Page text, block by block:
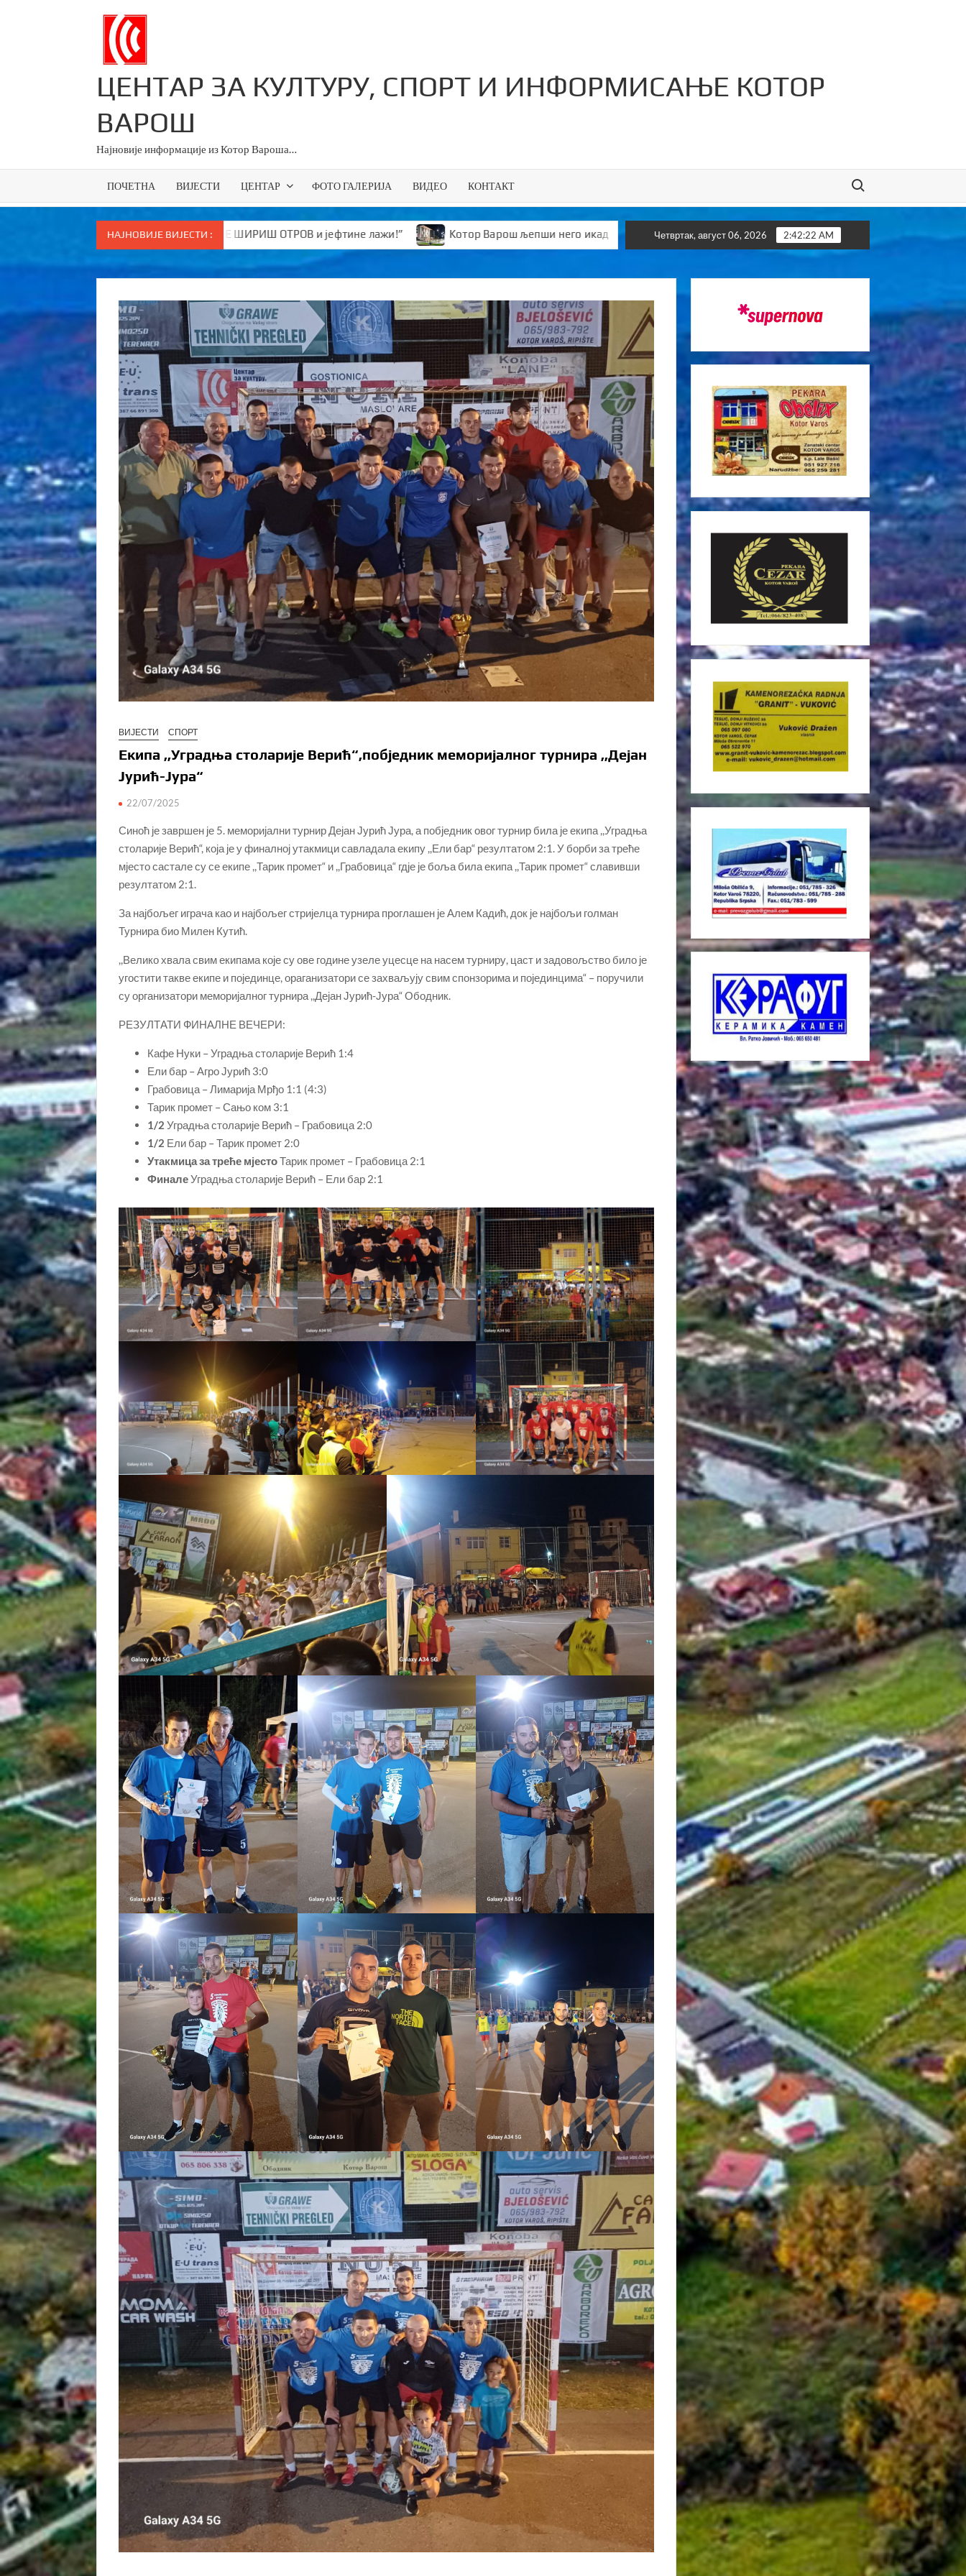
ЦЕНТАР ЗА КУЛТУРУ, СПОРТ И ИНФОРМИСАЊЕ КОТОР
ВАРОШ
Најновије информације из Котор Вароша…
ПОЧЕТНА ВИЈЕСТИ ЦЕНТАР ФОТО ГАЛЕРИЈА ВИДЕО КОНТАКТ
Search for:
НАЈНОВИЈЕ ВИЈЕСТИ :
НАЈВЕЋЕ ТУГЕ ШИРИШ ОТРОВ и јефтине лажи!” Kотор Варош љепши него икад Ауто-сервис „Филип“ освојио 11. Илиндански турнир у малом фудбалу „Врбањци 2026“
Четвртак, август 06, 2026 2:42:25 AM
ВИЈЕСТИ СПОРТ
Екипа ,,Уградња столарије Верић“,побједник меморијалног турнира ,,Дејан
Јурић-Јура“
22/07/2025
Синоћ је завршен је 5. меморијални турнир Дејан Јурић Јура, а побједник овог турнир била је екипа ,,Уградња
столарије Верић“, која је у финалној утакмици савладала екипу ,,Ели бар“ резултатом 2:1. У борби за треће
мјесто састале су се екипе ,,Тарик промет“ и ,,Грабовица“ гдје је боља била екипа ,,Тарик промет“ славивши
резултатом 2:1.
За најбољег играча као и најбољег стријелца турнира проглашен је Алем Кадић, док је најбољи голман
Турнира био Милен Кутић.
,,Велико хвала свим екипама које су ове године узеле уцесце на насем турниру, цаст и задовољство било је
угостити такве екипе и појединце, ораганизатори се захваљују свим спонзорима и појединцима“ – поручили
су организатори меморијалног турнира ,,Дејан Јурић-Јура“ Ободник.
РЕЗУЛТАТИ ФИНАЛНЕ ВЕЧЕРИ:
Кафе Нуки – Уградња столарије Верић 1:4
Ели бар – Агро Јурић 3:0
Грабовица – Лимарија Мрђо 1:1 (4:3)
Тарик промет – Сањо ком 3:1
1/2 Уградња столарије Верић – Грабовица 2:0
1/2 Ели бар – Тарик промет 2:0
Утакмица за треће мјестоТарик промет – Грабовица 2:1
ФиналеУградња столарије Верић – Ели бар 2:1